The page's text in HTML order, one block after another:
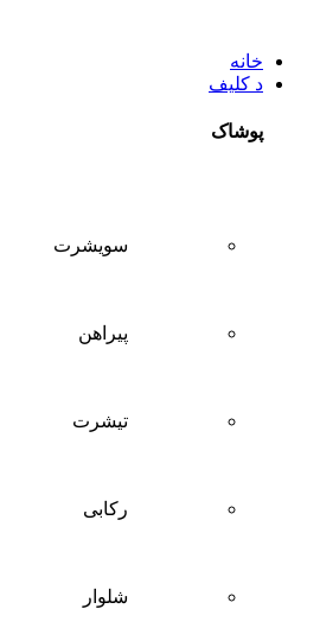
خانه
د کلیف
پوشاک
سويشرت
پیراهن
تيشرت
ركابی
شلوار